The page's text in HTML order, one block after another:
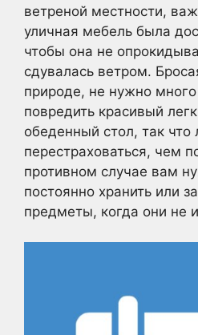
ветреной местности,
уличная мебель была
чтобы она не
сдувалась ветром.
природе, не нужно
повредить красивый
обеденный стол, так что
перестраховаться, чем
противном случае вам
постоянно хранить или
предметы, когда они не